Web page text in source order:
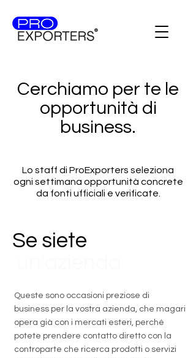
Cerchiamo per te le
opportunità di
business.
Lo staff di ProExporters seleziona
ogni settimana opportunità concrete
da fonti ufficiali e verificate.
Se siete
Queste sono occasioni preziose di
business per la vostra azienda, che magari
opera già con i mercati esteri, perché
potete prendere contatto diretto con la
controparte che ricerca prodotti o servizi